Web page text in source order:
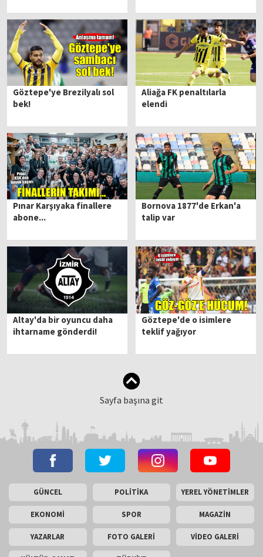
Göztepe'ye Brezilyalı sol
bek!
Aliağa FK penaltılarla
elendi
Pınar Karşıyaka finallere
abone...
Bornova 1877'de Erkan'a
talip var
Altay'da bir oyuncu daha
ihtarname gönderdi!
Göztepe'de o isimlere
teklif yağıyor
Sayfa başına git
GÜNCEL POLİTİKA YEREL YÖNETİMLER
EKONOMİ SPOR MAGAZİN
YAZARLAR FOTO GALERİ VİDEO GALERİ